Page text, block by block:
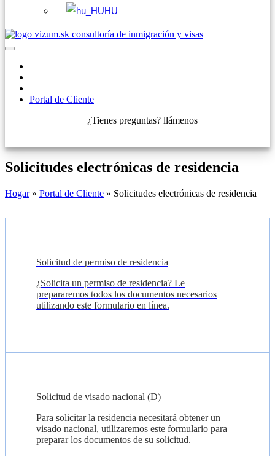
HU
Portal de Cliente
¿Tienes preguntas? llámenos
Solicitudes electrónicas de residencia
Hogar» Portal de Cliente » Solicitudes electrónicas de residencia
Solicitud de permiso de residencia
¿Solicita un permiso de residencia? Le
prepararemos todos los documentos necesarios
utilizando este formulario en línea.
Solicitud de visado nacional (D)
Para solicitar la residencia necesitará obtener un
visado nacional, utilizaremos este formulario para
preparar los documentos de su solicitud.